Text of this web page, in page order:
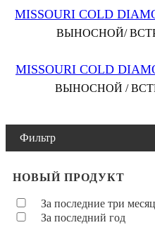
MISSOURI COLD
ВЫНОСНОЙ/
MISSOURI COLD
ВЫНОСНОЙ /
Фильтр
НОВЫЙ ПРОДУКТ
За последние три
За последний год